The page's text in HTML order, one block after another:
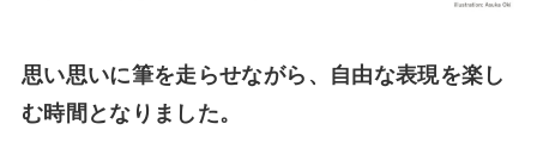
思い思いに筆を走らせながら、自由な表現を楽し
む時間となりました。